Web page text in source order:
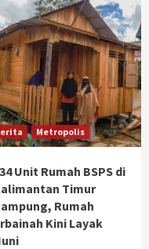
Metropolis
Unit Rumah BSPS di
Timur
Rumah
Kini Layak